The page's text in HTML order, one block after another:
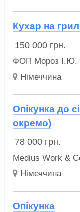
Кухар на
150 000 грн.
ФОП Мороз І.Ю.
Німеччина
Опікунка до
окремо)
78 000 грн.
Medius Work &
Німеччина
Опікунка